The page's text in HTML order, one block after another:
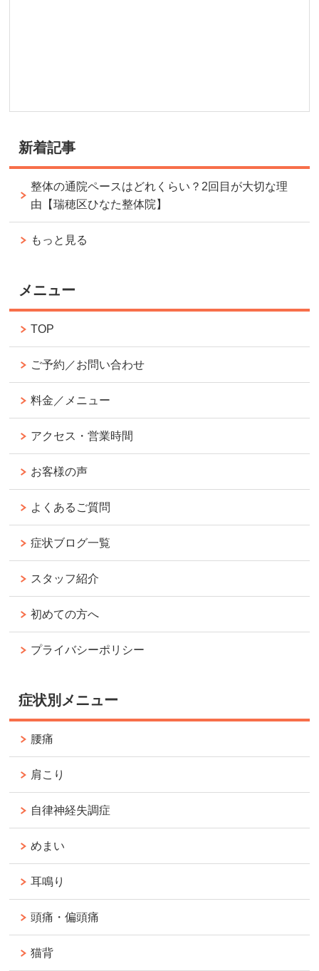
新着記事
整体の通院ペースはどれくらい？2回目が大切な理
由【瑞穂区ひなた整体院】
もっと見る
メニュー
TOP
ご予約／お問い合わせ
料金／メニュー
アクセス・営業時間
お客様の声
よくあるご質問
症状ブログ一覧
スタッフ紹介
初めての方へ
プライバシーポリシー
症状別メニュー
腰痛
肩こり
自律神経失調症
めまい
耳鳴り
頭痛・偏頭痛
猫背